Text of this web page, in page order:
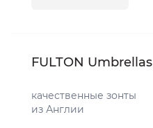
FULTON Umbrellas
качественные зонты
из Англии